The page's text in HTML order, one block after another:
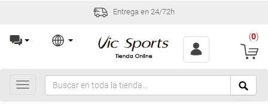
Entrega en 24/72h
(0)
Toggle
navigation